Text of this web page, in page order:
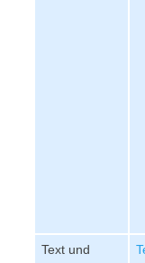
Text und